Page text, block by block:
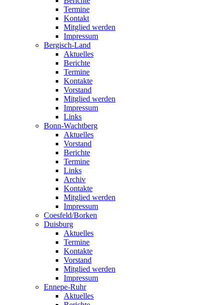
Termine
Kontakt
Mitglied werden
Impressum
Bergisch-Land
Aktuelles
Berichte
Termine
Kontakte
Vorstand
Mitglied werden
Impressum
Links
Bonn-Wachtberg
Aktuelles
Vorstand
Berichte
Termine
Links
Archiv
Kontakte
Mitglied werden
Impressum
Coesfeld/Borken
Duisburg
Aktuelles
Termine
Kontakte
Vorstand
Mitglied werden
Impressum
Ennepe-Ruhr
Aktuelles